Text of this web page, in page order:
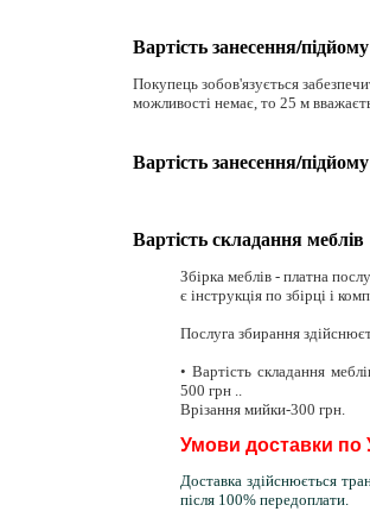
Вартість занесення/
Покупець зобов'язується
можливості немає, то 25 м
Вартість занесення/
Вартість складання меблів
Збірка меблів - платна
є інструкція по збірці і
Послуга збирання
• Вартість складання
500 грн ..
Врізання мийки-300 грн.
Умови доставки по
Доставка здійснюється
після 100% передоплати.